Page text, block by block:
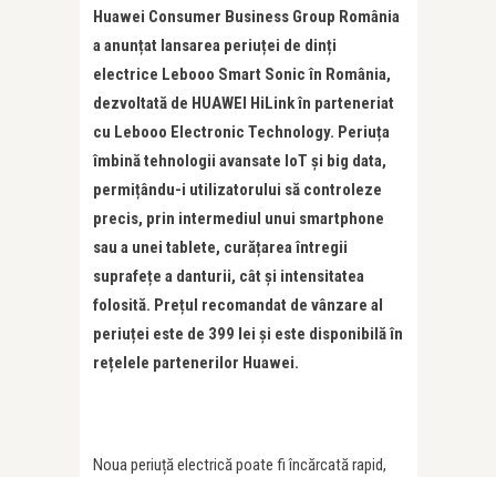
Huawei Consumer Business Group România
a anunțat lansarea periuței de dinți
electrice Lebooo Smart Sonic în România,
dezvoltată de HUAWEI HiLink în parteneriat
cu Lebooo Electronic Technology. Periuța
îmbină tehnologii avansate IoT și big data,
permițându-i utilizatorului să controleze
precis, prin intermediul unui smartphone
sau a unei tablete, curățarea întregii
suprafețe a danturii, cât și intensitatea
folosită. Prețul recomandat de vânzare al
periuței este de 399 lei și este disponibilă în
rețelele partenerilor Huawei.
Noua periuță electrică poate fi încărcată rapid,